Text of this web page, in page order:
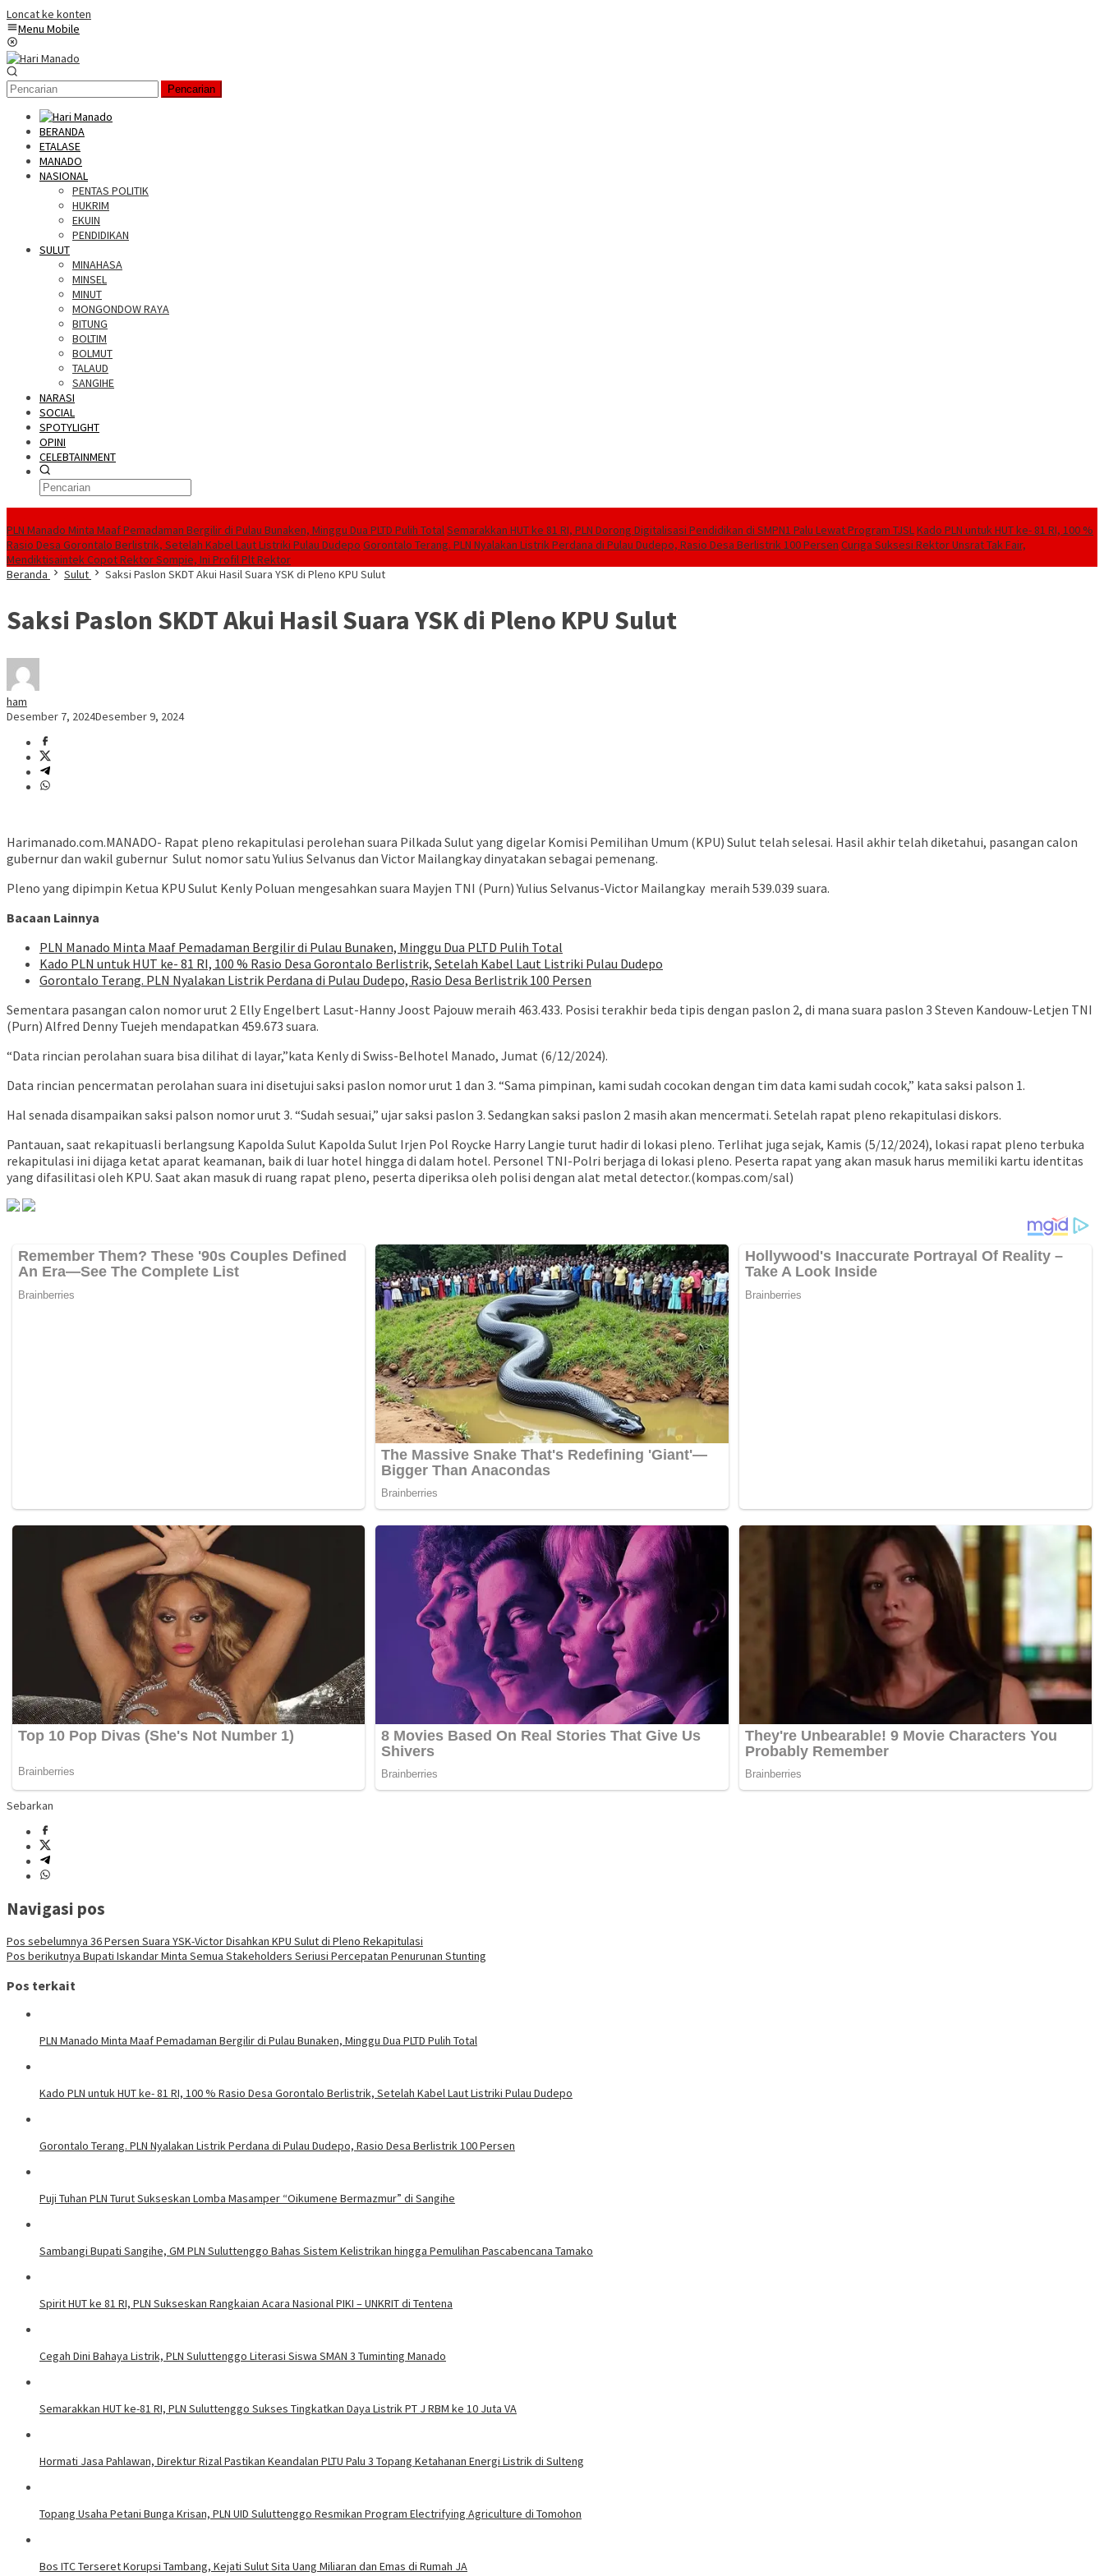
Loncat ke konten
Menu Mobile
Pencarian
BERANDA
ETALASE
MANADO
NASIONAL
PENTAS POLITIK
HUKRIM
EKUIN
PENDIDIKAN
SULUT
MINAHASA
MINSEL
MINUT
MONGONDOW RAYA
BITUNG
BOLTIM
BOLMUT
TALAUD
SANGIHE
NARASI
SOCIAL
SPOTYLIGHT
OPINI
CELEBTAINMENT
PLN Manado Minta Maaf Pemadaman Bergilir di Pulau Bunaken, Minggu Dua PLTD Pulih TotalSemarakkan HUT ke 81 RI, PLN Dorong Digitalisasi Pendidikan di SMPN1 Palu Lewat Program TJSLKado PLN untuk HUT ke- 81 RI, 100 %
Rasio Desa Gorontalo Berlistrik, Setelah Kabel Laut Listriki Pulau Dudepo Gorontalo Terang. PLN Nyalakan Listrik Perdana di Pulau Dudepo, Rasio Desa Berlistrik 100 Persen Curiga Suksesi Rektor Unsrat Tak Fair,
Mendiktisaintek Copot Rektor Sompie, Ini Profil Plt Rektor
Beranda
Sulut Saksi Paslon SKDT Akui Hasil Suara YSK di Pleno KPU Sulut
Saksi Paslon SKDT Akui Hasil Suara YSK di Pleno KPU Sulut
ham
Desember 7, 2024Desember 9, 2024
Harimanado.com.MANADO- Rapat pleno rekapitulasi perolehan suara Pilkada Sulut yang digelar Komisi Pemilihan Umum (KPU) Sulut telah selesai. Hasil akhir telah diketahui, pasangan calon
gubernur dan wakil gubernur Sulut nomor satu Yulius Selvanus dan Victor Mailangkay dinyatakan sebagai pemenang.
Pleno yang dipimpin Ketua KPU Sulut Kenly Poluan mengesahkan suara Mayjen TNI (Purn) Yulius Selvanus-Victor Mailangkay meraih 539.039 suara.
Bacaan Lainnya
PLN Manado Minta Maaf Pemadaman Bergilir di Pulau Bunaken, Minggu Dua PLTD Pulih Total
Kado PLN untuk HUT ke- 81 RI, 100 % Rasio Desa Gorontalo Berlistrik, Setelah Kabel Laut Listriki Pulau Dudepo
Gorontalo Terang. PLN Nyalakan Listrik Perdana di Pulau Dudepo, Rasio Desa Berlistrik 100 Persen
Sementara pasangan calon nomor urut 2 Elly Engelbert Lasut-Hanny Joost Pajouw meraih 463.433. Posisi terakhir beda tipis dengan paslon 2, di mana suara paslon 3 Steven Kandouw-Letjen TNI
(Purn) Alfred Denny Tuejeh mendapatkan 459.673 suara.
“Data rincian perolahan suara bisa dilihat di layar,”kata Kenly di Swiss-Belhotel Manado, Jumat (6/12/2024).
Data rincian pencermatan perolahan suara ini disetujui saksi paslon nomor urut 1 dan 3. “Sama pimpinan, kami sudah cocokan dengan tim data kami sudah cocok,” kata saksi palson 1.
Hal senada disampaikan saksi palson nomor urut 3. “Sudah sesuai,” ujar saksi paslon 3. Sedangkan saksi paslon 2 masih akan mencermati. Setelah rapat pleno rekapitulasi diskors.
Pantauan, saat rekapituasli berlangsung Kapolda Sulut Kapolda Sulut Irjen Pol Roycke Harry Langie turut hadir di lokasi pleno. Terlihat juga sejak, Kamis (5/12/2024), lokasi rapat pleno terbuka
rekapitulasi ini dijaga ketat aparat keamanan, baik di luar hotel hingga di dalam hotel. Personel TNI-Polri berjaga di lokasi pleno. Peserta rapat yang akan masuk harus memiliki kartu identitas
yang difasilitasi oleh KPU. Saat akan masuk di ruang rapat pleno, peserta diperiksa oleh polisi dengan alat metal detector.(kompas.com/sal)
Sebarkan
Navigasi pos
Pos sebelumnya 36 Persen Suara YSK-Victor Disahkan KPU Sulut di Pleno Rekapitulasi
Pos berikutnya Bupati Iskandar Minta Semua Stakeholders Seriusi Percepatan Penurunan Stunting
Pos terkait
PLN Manado Minta Maaf Pemadaman Bergilir di Pulau Bunaken, Minggu Dua PLTD Pulih Total
Kado PLN untuk HUT ke- 81 RI, 100 % Rasio Desa Gorontalo Berlistrik, Setelah Kabel Laut Listriki Pulau Dudepo
Gorontalo Terang. PLN Nyalakan Listrik Perdana di Pulau Dudepo, Rasio Desa Berlistrik 100 Persen
Puji Tuhan PLN Turut Sukseskan Lomba Masamper “Oikumene Bermazmur” di Sangihe
Sambangi Bupati Sangihe, GM PLN Suluttenggo Bahas Sistem Kelistrikan hingga Pemulihan Pascabencana Tamako
Spirit HUT ke 81 RI, PLN Sukseskan Rangkaian Acara Nasional PIKI – UNKRIT di Tentena
Cegah Dini Bahaya Listrik, PLN Suluttenggo Literasi Siswa SMAN 3 Tuminting Manado
Semarakkan HUT ke-81 RI, PLN Suluttenggo Sukses Tingkatkan Daya Listrik PT J RBM ke 10 Juta VA
Hormati Jasa Pahlawan, Direktur Rizal Pastikan Keandalan PLTU Palu 3 Topang Ketahanan Energi Listrik di Sulteng
Topang Usaha Petani Bunga Krisan, PLN UID Suluttenggo Resmikan Program Electrifying Agriculture di Tomohon
Bos ITC Terseret Korupsi Tambang, Kejati Sulut Sita Uang Miliaran dan Emas di Rumah JA